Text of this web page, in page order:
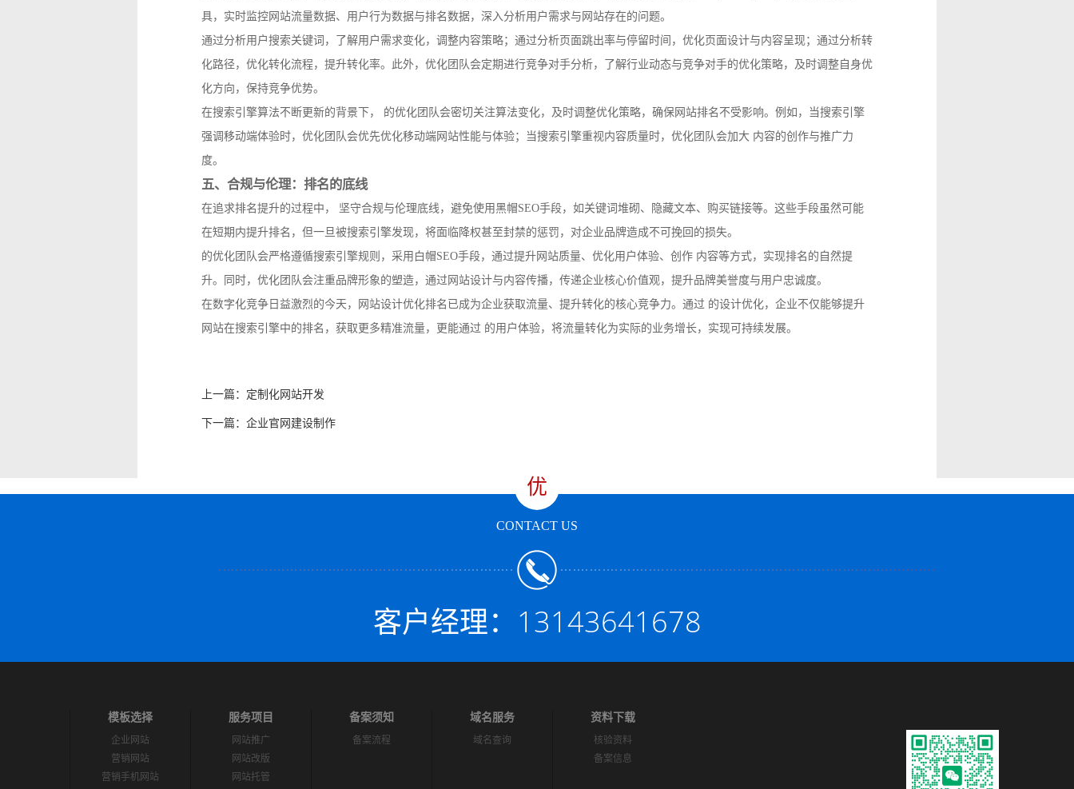
具，实时监控网站流量数据、用户行为数据与排名数据，深入分析用户需求与网站存在的问题。
通过分析用户搜索关键词，了解用户需求变化，调整内容策略；通过分析页面跳出率与停留时间，优化页面设计与内容呈现；通过分析转
化路径，优化转化流程，提升转化率。此外，优化团队会定期进行竞争对手分析，了解行业动态与竞争对手的优化策略，及时调整自身优
化方向，保持竞争优势。
在搜索引擎算法不断更新的背景下， 的优化团队会密切关注算法变化，及时调整优化策略，确保网站排名不受影响。例如，当搜索引擎
强调移动端体验时，优化团队会优先优化移动端网站性能与体验；当搜索引擎重视内容质量时，优化团队会加大 内容的创作与推广力
度。
五、合规与伦理：排名的底线
在追求排名提升的过程中， 坚守合规与伦理底线，避免使用黑帽SEO手段，如关键词堆砌、隐藏文本、购买链接等。这些手段虽然可能
在短期内提升排名，但一旦被搜索引擎发现，将面临降权甚至封禁的惩罚，对企业品牌造成不可挽回的损失。
的优化团队会严格遵循搜索引擎规则，采用白帽SEO手段，通过提升网站质量、优化用户体验、创作 内容等方式，实现排名的自然提
升。同时，优化团队会注重品牌形象的塑造，通过网站设计与内容传播，传递企业核心价值观，提升品牌美誉度与用户忠诚度。
在数字化竞争日益激烈的今天，网站设计优化排名已成为企业获取流量、提升转化的核心竞争力。通过 的设计优化，企业不仅能够提升
网站在搜索引擎中的排名，获取更多精准流量，更能通过 的用户体验，将流量转化为实际的业务增长，实现可持续发展。
上一篇： 定制化网站开发
下一篇： 企业官网建设制作
优
CONTACT US
客户经理：13143641678
模板选择
企业网站
营销网站
营销手机网站
服务项目
网站推广
网站改版
网站托管
备案须知
备案流程
域名服务
域名查询
资料下载
核验资料
备案信息